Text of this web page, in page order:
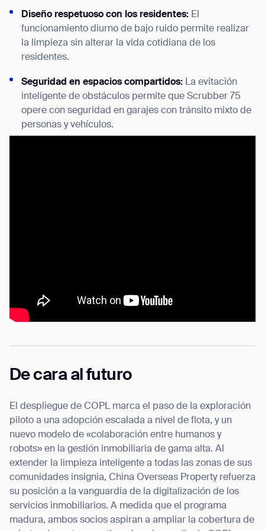
Diseño respetuoso con los residentes: El
funcionamiento diurno de bajo ruido permite realizar
la limpieza sin alterar la vida cotidiana de los
residentes.
Seguridad en espacios compartidos: La evitación
inteligente de obstáculos permite que Scrubber 75
opere con seguridad en garajes con tránsito mixto de
personas y vehículos.
De cara al futuro
El despliegue de COPL marca el paso de la exploración
piloto a una adopción escalada a nivel de flota, y un
nuevo modelo de «colaboración entre humanos y
robots» en la gestión inmobiliaria de gama alta. Al
extender la limpieza inteligente a todas las zonas de sus
comunidades insignia, China Overseas Property refuerza
su posición a la vanguardia de la digitalización de los
servicios inmobiliarios. A medida que el programa
madura, ambos socios aspiran a ampliar la cobertura de